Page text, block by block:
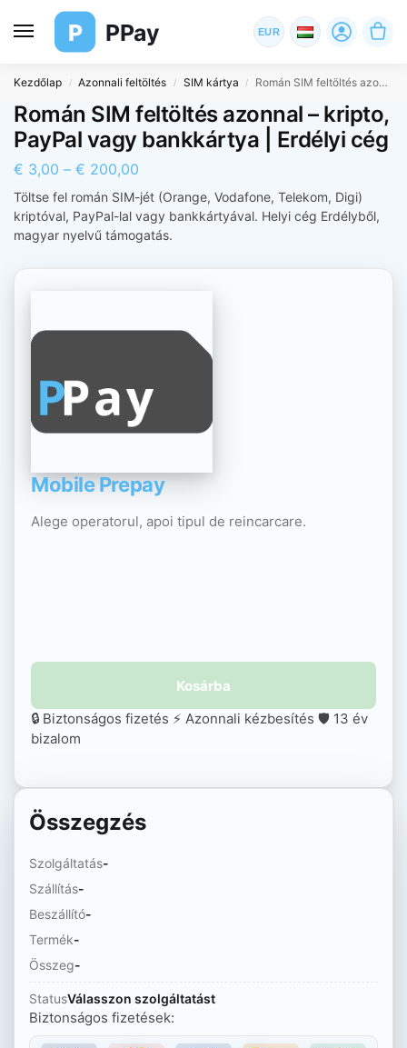
P PPay EUR
Kezdőlap / Azonnali feltöltés / SIM kártya / Román SIM feltöltés azonnal – kripto, PayPal vagy bankkártya | Erdélyi cég
Román SIM feltöltés azonnal – kripto,
PayPal vagy bankkártya | Erdélyi cég
€ 3,00 – € 200,00
Töltse fel román SIM-jét (Orange, Vodafone, Telekom, Digi)
kriptóval, PayPal-lal vagy bankkártyával. Helyi cég Erdélyből,
magyar nyelvű támogatás.
Mobile Prepay
Alege operatorul, apoi tipul de reincarcare.
Kosárba
🔒 Biztonságos fizetés ⚡ Azonnali kézbesítés 🛡️ 13 év
bizalom
Összegzés
Szolgáltatás-
Szállítás-
Beszállító-
Termék-
Összeg-
StatusVálasszon szolgáltatást
Biztonságos fizetések: